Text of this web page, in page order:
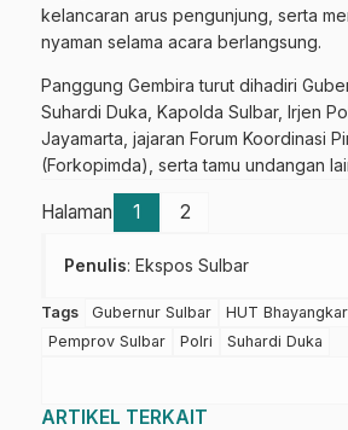
kelancaran arus pengunjung, serta
nyaman selama acara berlangsung.
Panggung Gembira turut dihadiri
Suhardi Duka, Kapolda Sulbar, Irjen
Jayamarta, jajaran Forum Koordinasi
(Forkopimda), serta tamu undangan
Halaman 1 2
Penulis: Ekspos Sulbar
Tags Gubernur Sulbar
HUT
Pemprov Sulbar
Polri Suhardi Duka
ARTIKEL TERKAIT